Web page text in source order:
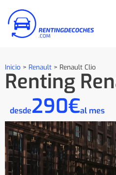
Inicio > Renault > Renault Clio
Renting
desde290€al mes